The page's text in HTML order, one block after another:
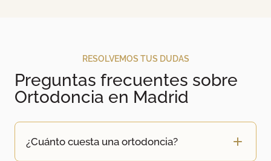
RESOLVEMOS TUS DUDAS
Preguntas frecuentes sobre
Ortodoncia en Madrid
¿Cuánto cuesta una ortodoncia?